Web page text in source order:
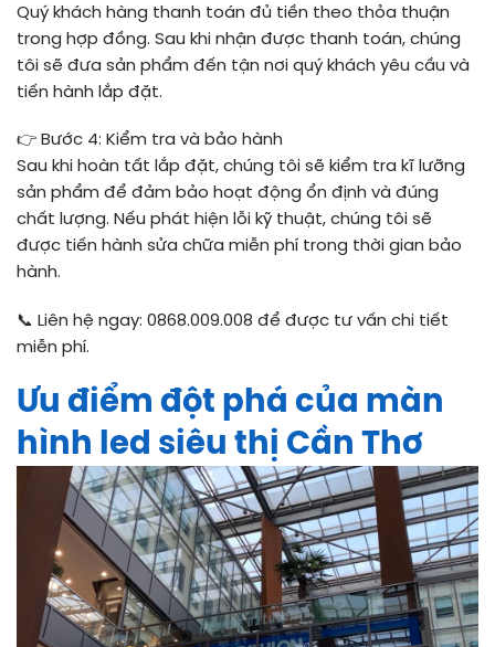
Quý khách hàng thanh toán đủ tiền theo thỏa thuận
trong hợp đồng. Sau khi nhận được thanh toán, chúng
tôi sẽ đưa sản phẩm đến tận nơi quý khách yêu cầu và
tiến hành lắp đặt.
👉 Bước 4: Kiểm tra và bảo hành
Sau khi hoàn tất lắp đặt, chúng tôi sẽ kiểm tra kĩ lưỡng
sản phẩm để đảm bảo hoạt động ổn định và đúng
chất lượng. Nếu phát hiện lỗi kỹ thuật, chúng tôi sẽ
được tiến hành sửa chữa miễn phí trong thời gian bảo
hành.
📞 Liên hệ ngay: 0868.009.008 để được tư vấn chi tiết
miễn phí.
Ưu điểm đột phá của màn
hình led siêu thị Cần Thơ